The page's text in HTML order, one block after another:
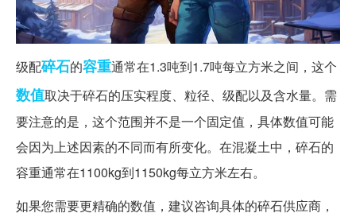
级配碎石的容重通常在1.3吨到1.7吨每立方米之间，这个
数值取决于碎石的压实程度、粒径、级配以及含水量。需
要注意的是，这个范围并不是一个固定值，具体数值可能
会因为上述因素的不同而有所变化。在混凝土中，碎石的
容重通常在1100kg到1150kg每立方米左右。
如果您需要更精确的数值，建议咨询具体的碎石供应商，